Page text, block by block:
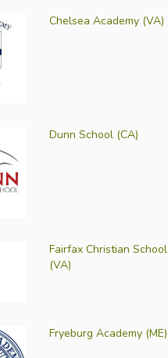
Chelsea Academy (VA)
Dunn School (CA)
Fairfax Christian School
(VA)
Fryeburg Academy (ME)